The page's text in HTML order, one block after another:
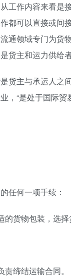
工作内容来看是
都可以直接或间
通领域专门为货
货主和运力供给
货主与承运人之
“是处于国际贸
任何一项手续：
货物包装，选择
缔结运输合同。